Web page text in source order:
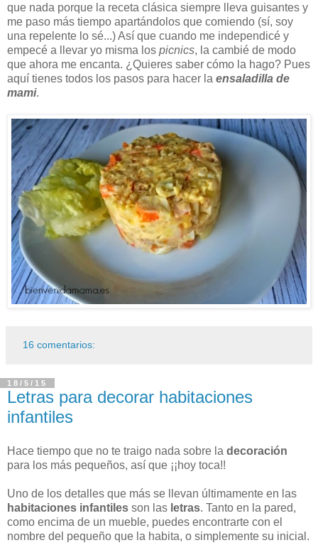
que nada porque la receta clásica siempre lleva guisantes y
me paso más tiempo apartándolos que comiendo (sí, soy
una repelente lo sé...) Así que cuando me independicé y
empecé a llevar yo misma los picnics, la cambié de modo
que ahora me encanta. ¿Quieres saber cómo la hago? Pues
aquí tienes todos los pasos para hacer la ensaladilla de
mami.
16 comentarios:
18/5/15
Letras para decorar habitaciones
infantiles
Hace tiempo que no te traigo nada sobre la decoración
para los más pequeños, así que ¡¡hoy toca!!
Uno de los detalles que más se llevan últimamente en las
habitaciones infantiles son las letras. Tanto en la pared,
como encima de un mueble, puedes encontrarte con el
nombre del pequeño que la habita, o simplemente su inicial.